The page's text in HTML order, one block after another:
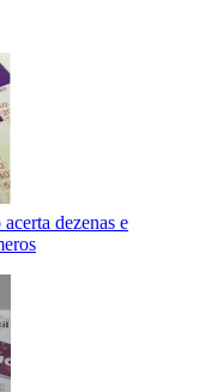
dezenas e